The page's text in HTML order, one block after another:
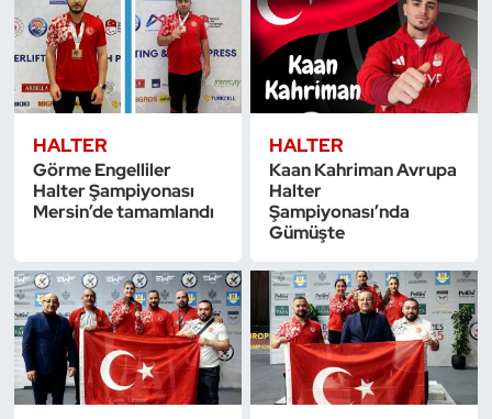
HALTER
Görme Engelliler
Halter Şampiyonası
Mersin’de tamamlandı
HALTER
Kaan Kahriman Avrupa
Halter
Şampiyonası’nda
Gümüşte
Triatlon
Voleybol
Vücut Geliştirme Fitness
Wushu Kungfu
Yelken
Yüzme